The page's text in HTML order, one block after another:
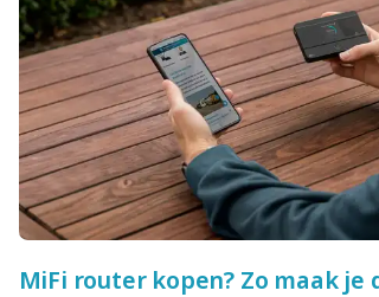
MiFi router kopen? Zo maak je